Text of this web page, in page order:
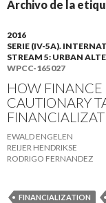
Archivo de la
2016
SERIE (IV-5A).
STREAM 5: URBAN
WPCC-165027
HOW FINANCE
CAUTIONARY
EWALD ENGELEN
REIJER HENDRIKSE
RODRIGO FERNANDEZ
FINANCIALIZATION